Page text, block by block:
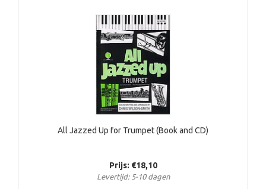
All Jazzed Up for Trumpet (Book and CD)
Prijs: €18,10
Levertijd: 5-10 dagen